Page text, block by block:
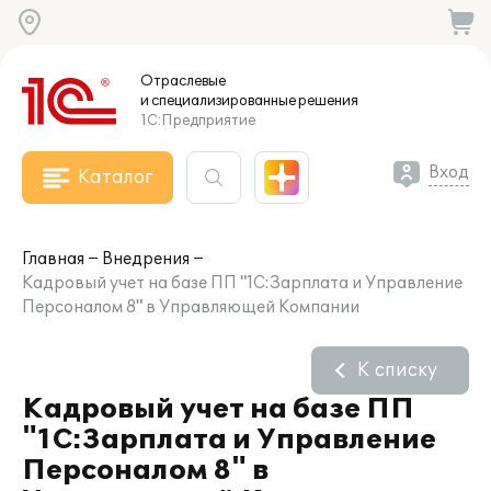
Отраслевые
и специализированныерешения
1С:Предприятие
Каталог Вход
Главная
Внедрения
Кадровый учет на базе ПП "1С:Зарплата и Управление
Персоналом 8" в Управляющей Компании
Кадровый учет на базе ПП
"1С:Зарплата и Управление
Персоналом 8" в
К списку